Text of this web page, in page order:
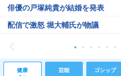
俳優の戸塚純貴が結婚を発表
配信で激怒 堀大輔氏が物議
健康 芸能 ゴシップ